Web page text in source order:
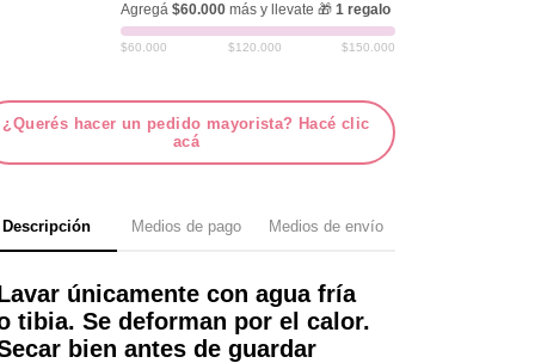
Agregá $60.000 más y llevate 🎁 1 regalo
$60.000 $120.000 $150.000
¿Querés hacer un pedido mayorista? Hacé clic
acá
Descripción Medios de pago Medios de envío
únicamente con agua fría
tibia. Se deforman por el calor.
bien antes de guardar